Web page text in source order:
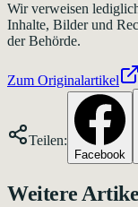
Wir verweisen
Inhalte, Bilder und
der Behörde.
Zum Originalartikel
Teilen:
Facebook
Weitere